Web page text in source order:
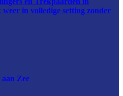
in volledige setting zonder
Zee